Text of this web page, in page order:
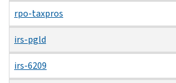
rpo-taxpros
irs-pgld
irs-6209